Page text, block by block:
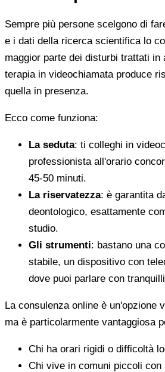
Sempre più persone scelgono di
e i dati della ricerca scientifica lo
maggior parte dei disturbi trattati in
terapia in videochiamata produce
quella in presenza.
Ecco come funziona:
La seduta: ti colleghi in
professionista all'orario
45-50 minuti.
La riservatezza: è garantita
deontologico, esattamente
studio.
Gli strumenti: bastano una
stabile, un dispositivo con
dove puoi parlare con
La consulenza online è un'opzione
ma è particolarmente vantaggiosa
Chi ha orari rigidi o difficoltà
Chi vive in comuni piccoli con